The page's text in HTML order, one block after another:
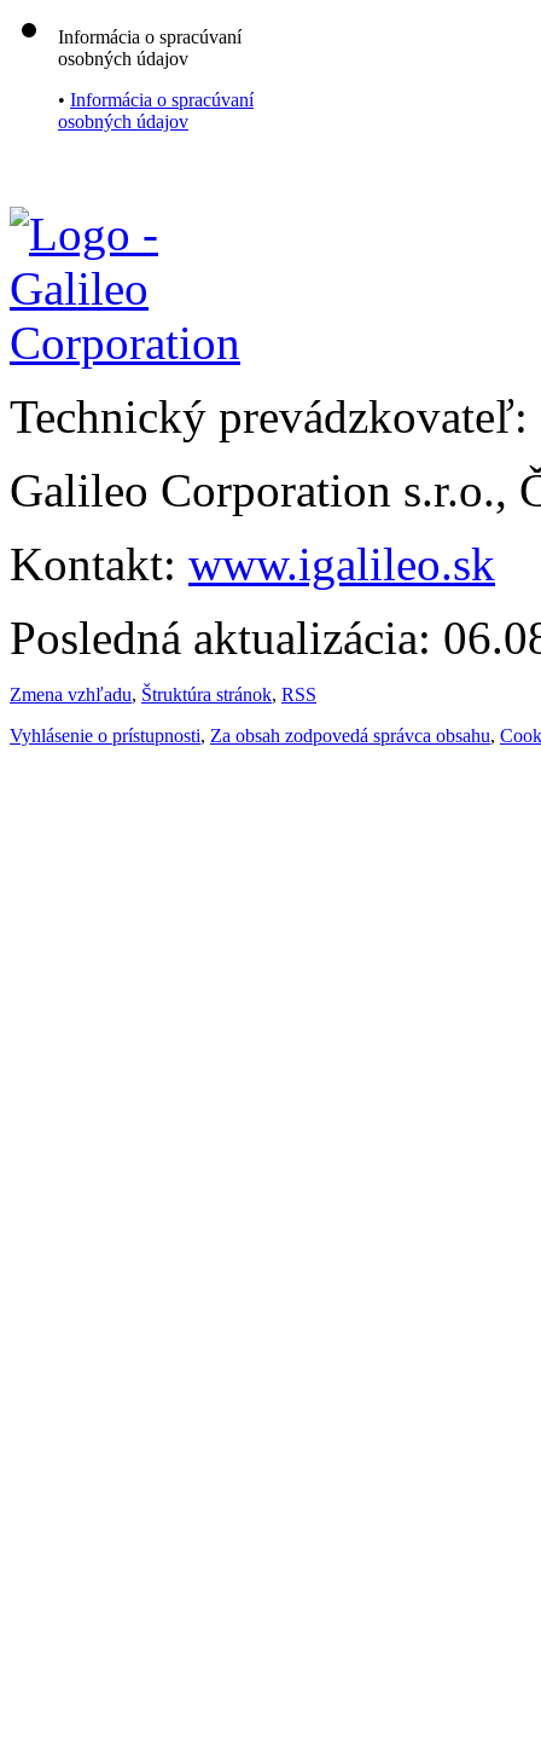
Informácia o spracúvaní
osobných údajov
• Informácia o spracúvaní
osobných údajov
Technický prevádzkovateľ:
Galileo Corporation s.r.o.,
Kontakt: www.igalileo.sk
Posledná aktualizácia:
Zmena vzhľadu, Štruktúra stránok, RSS
Vyhlásenie o prístupnosti, Za obsah zodpovedá správca obsahu,